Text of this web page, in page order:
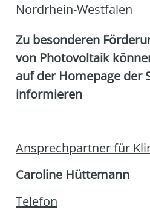
Zu beson­de­ren
von Pho­to­vol­ta­ik
auf der Home­page der
infor­mie­ren
Ansprech­part­ner für
Caro­li­ne Hüt­te­mann
Tele­fon
Nordrhein-Westfalen